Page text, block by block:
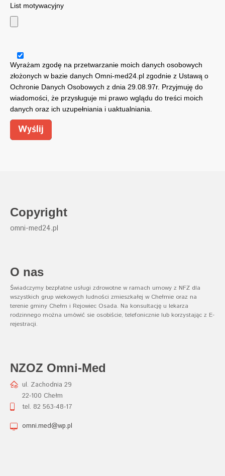
List motywacyjny
Wyrażam zgodę na przetwarzanie moich danych osobowych
złożonych w bazie danych Omni-med24.pl zgodnie z Ustawą o
Ochronie Danych Osobowych z dnia 29.08.97r. Przyjmuję do
wiadomości, że przysługuje mi prawo wglądu do treści moich
danych oraz ich uzupełniania i uaktualniania.
Copyright
omni-med24.pl
O nas
Świadczymy bezpłatne usługi zdrowotne w ramach umowy z NFZ dla
wszystkich grup wiekowych ludności zmieszkałej w Chełmie oraz na
terenie gminy Chełm i Rejowiec Osada. Na konsultację u lekarza
rodzinnego można umówić sie osobiście, telefonicznie lub korzystając z E-
rejestracji.
NZOZ Omni-Med
ul. Zachodnia 29
22-100 Chełm
tel. 82 563-48-17
omni.med@wp.pl